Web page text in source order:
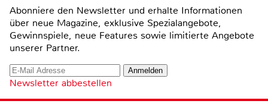
Abonniere den Newsletter und erhalte Informationen
über neue Magazine, exklusive Spezialangebote,
Gewinnspiele, neue Features sowie limitierte Angebote
unserer Partner.
Newsletter abbestellen